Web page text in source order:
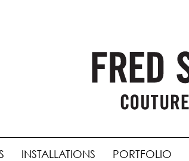
INSTALLATIONS PORTFOLIO